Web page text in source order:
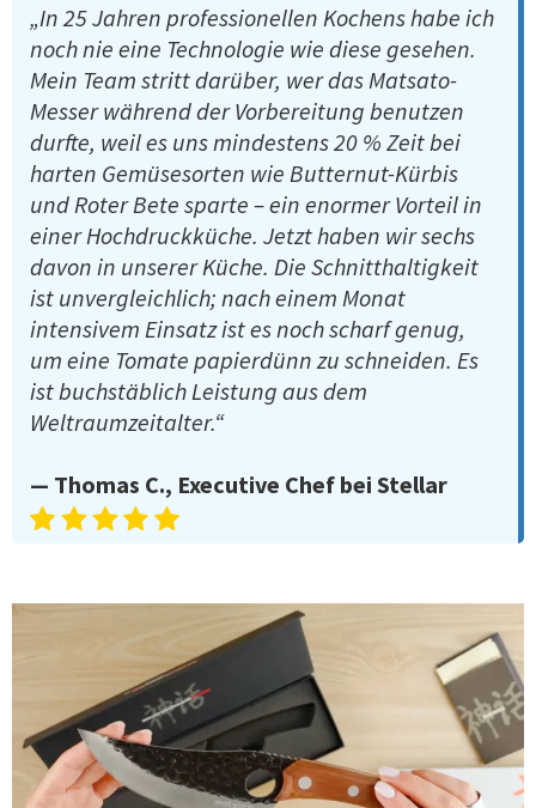
„In 25 Jahren professionellen Kochens habe ich
noch nie eine Technologie wie diese gesehen.
Mein Team stritt darüber, wer das Matsato-
Messer während der Vorbereitung benutzen
durfte, weil es uns mindestens 20 % Zeit bei
harten Gemüsesorten wie Butternut-Kürbis
und Roter Bete sparte – ein enormer Vorteil in
einer Hochdruckküche. Jetzt haben wir sechs
davon in unserer Küche. Die Schnitthaltigkeit
ist unvergleichlich; nach einem Monat
intensivem Einsatz ist es noch scharf genug,
um eine Tomate papierdünn zu schneiden. Es
ist buchstäblich Leistung aus dem
Weltraumzeitalter.“
— Thomas C., Executive Chef bei Stellar